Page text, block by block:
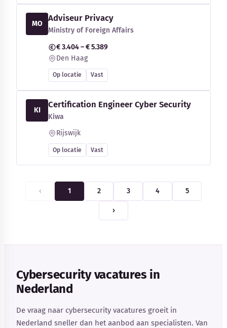
MO
Adviseur Privacy
Ministry of Foreign Affairs
€ 3.404 – € 5.389
Den Haag
Op locatie Vast
KI
Certification Engineer Cyber Security
Kiwa
Rijswijk
Op locatie Vast
‹ 1 2 3 4 5
›
Cybersecurity vacatures in
Nederland
De vraag naar cybersecurity vacatures groeit in
Nederland sneller dan het aanbod aan specialisten. Van